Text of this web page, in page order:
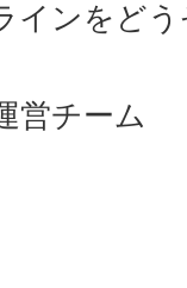
インをど
営チーム